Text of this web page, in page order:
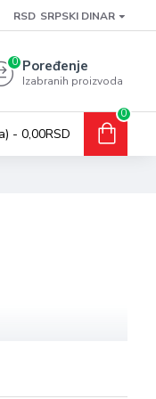
RSD SRPSKI DINAR
Poređenje
Izabranih proizvoda
0
- 0,00RSD
0